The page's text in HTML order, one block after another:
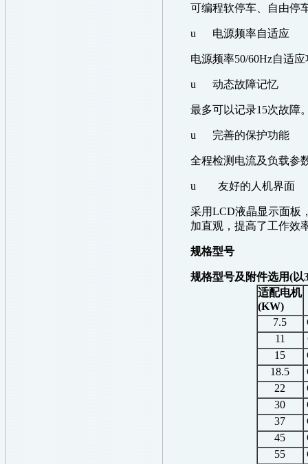
可编程软停车、自由停
u 电源频率自适应
电源频率50/60Hz自适应
u 动态故障记忆
最多可以记录15次故障
u 完善的保护功能
全程检测电流及负载参
u 友好的人机界面
采用LCD液晶显示面板
加直观，提高了工作效
规格型号
规格型号及附件选用(以
适配电机
(KW)
7.5
11
15
18.5
22
30
37
45
55